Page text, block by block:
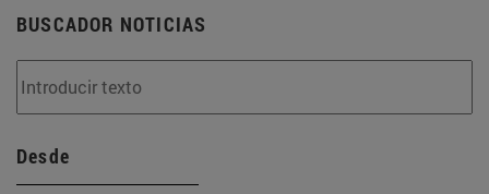
BUSCADOR NOTICIAS
Desde